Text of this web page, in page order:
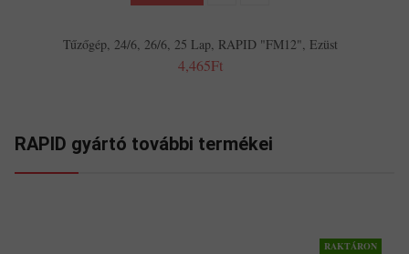
Tűzőgép, 24/6, 26/6, 25 Lap, RAPID "FM12", Ezüst
4,465Ft
RAPID gyártó további termékei
RAKTÁRON